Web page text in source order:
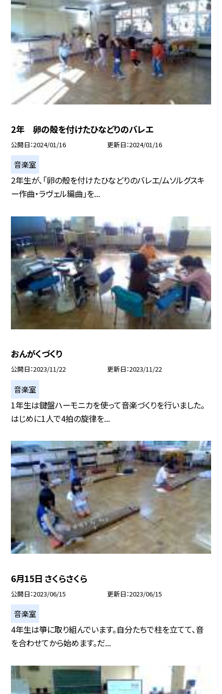
2年 卵の殻を付けたひなどりのバレエ
公開日 2024/01/16 更新日 2024/01/16
音楽室
2年生が、「卵の殻を付けたひなどりのバレエ/ムソルグスキ
ー作曲・ラヴェル編曲」を...
おんがくづくり
公開日 2023/11/22 更新日 2023/11/22
音楽室
1年生は鍵盤ハーモニカを使って音楽づくりを行いました。
はじめに1人で4拍の旋律を...
6月15日 さくらさくら
公開日 2023/06/15 更新日 2023/06/15
音楽室
4年生は箏に取り組んでいます。自分たちで柱を立てて、音
を合わせてから始めます。だ...